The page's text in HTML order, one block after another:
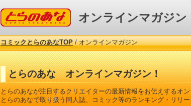
コミックとらのあな オンラインマガジン
コミックとらのあなTOP/ オンラインマガジン
とらのあな オンラインマガジン！
とらのあなが注目するクリエイターの最新情報をお伝えするオ
とらのあなで取り扱う同人誌、コミック等のランキング・リリ